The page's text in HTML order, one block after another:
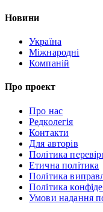
Новини
Україна
Міжнародні
Компаній
Про проект
Про нас
Редколегія
Контакти
Для авторів
Політика
Етична політика
Політика
Політика
Умови надання